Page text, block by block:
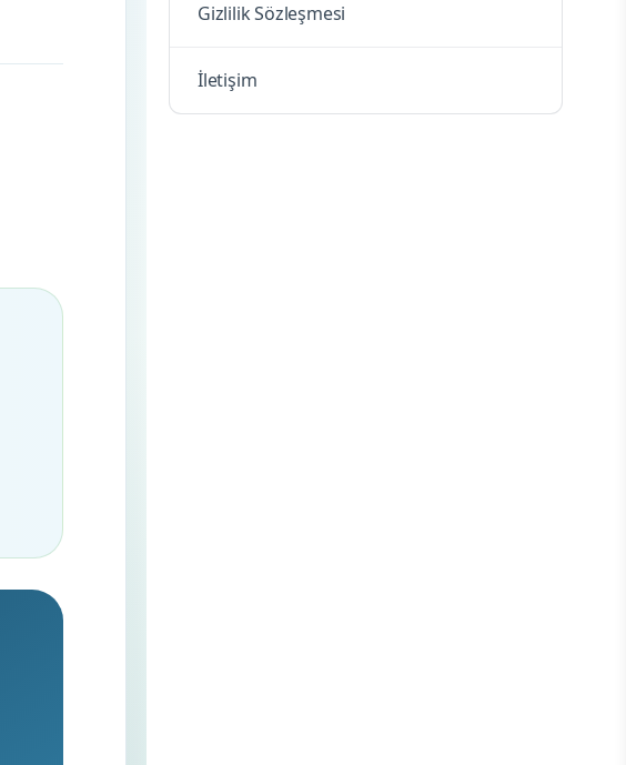
Gizlilik Sözleşmesi
İletişim